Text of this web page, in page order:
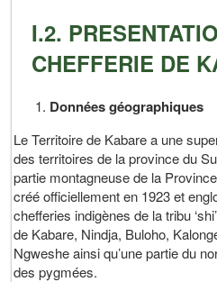
I.2.
CHEFFERIE DE
Données géographiques
Le Territoire de Kabare a une
des territoires de la province du
partie montagneuse de la
créé officiellement en 1923 et
chefferies indigènes de la tribu
de Kabare, Nindja, Buloho,
Ngweshe ainsi qu’une partie du
des pygmées.